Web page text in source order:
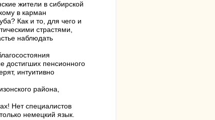
жители в сибирской
в карман
Как и то, для чего и
страстями,
наблюдать
достигших пенсионного
интуитивно
района,
Нет специалистов
немецкий язык.